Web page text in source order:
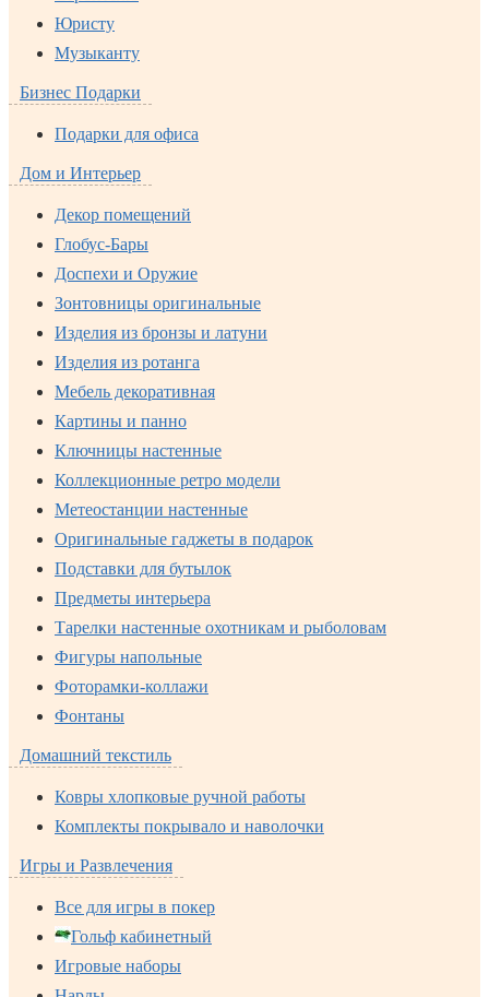
Юристу
Музыканту
Бизнес Подарки
Подарки для офиса
Дом и Интерьер
Декор помещений
Глобус-Бары
Доспехи и Оружие
Зонтовницы оригинальные
Изделия из бронзы и латуни
Изделия из ротанга
Мебель декоративная
Картины и панно
Ключницы настенные
Коллекционные ретро модели
Метеостанции настенные
Оригинальные гаджеты в подарок
Подставки для бутылок
Предметы интерьера
Тарелки настенные охотникам и рыболовам
Фигуры напольные
Фоторамки-коллажи
Фонтаны
Домашний текстиль
Ковры хлопковые ручной работы
Комплекты покрывало и наволочки
Игры и Развлечения
Все для игры в покер
Гольф кабинетный
Игровые наборы